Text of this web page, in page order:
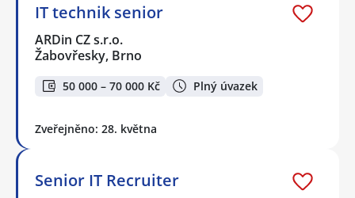
IT technik senior
ARDin CZ s.r.o.
Žabovřesky, Brno
50 000 – 70 000 Kč Plný úvazek
Zveřejněno: 28. května
Senior IT Recruiter